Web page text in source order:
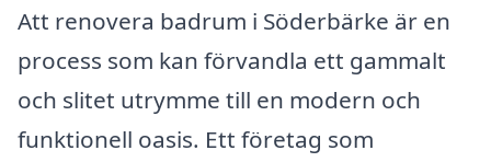
Att renovera badrum i Söderbärke är en
process som kan förvandla ett gammalt
och slitet utrymme till en modern och
funktionell oasis. Ett företag som